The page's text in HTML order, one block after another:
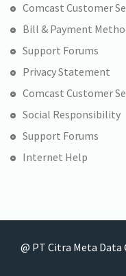
Comcast Customer
Bill & Payment
Support Forums
Privacy Statement
Comcast Customer
Social Responsibility
Support Forums
Internet Help
@ PT Citra Meta